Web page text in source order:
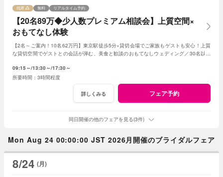
【20名89万◆少人数プレミアム相談会】上質空間×
おもてなし体験
残席 無料 リアルタイム予約
【2名～ご案内！10名62万円】東京駅徒歩5分×貸切会場でご家族もゲストも安心！上質
な貸切空間でゲストとの会話が弾む、美食と歓談のおもてなしウェディング／30名以下
09:15～ 13:30～ 17:30～
3時間程度
詳しくみる フェア予約
同日開催の他のフェアを見る(3件)
Mon Aug 24 00:00:00 JST 2026月開催のブライダルフェア
8/24 (月)